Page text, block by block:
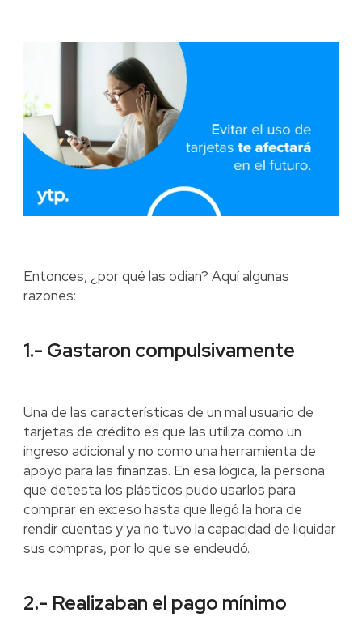
Entonces, ¿por qué las odian? Aquí algunas
razones:
1.- Gastaron compulsivamente
Una de las características de un mal usuario de
tarjetas de crédito es que las utiliza como un
ingreso adicional y no como una herramienta de
apoyo para las finanzas. En esa lógica, la persona
que detesta los plásticos pudo usarlos para
comprar en exceso hasta que llegó la hora de
rendir cuentas y ya no tuvo la capacidad de liquidar
sus compras, por lo que se endeudó.
2.- Realizaban el pago mínimo